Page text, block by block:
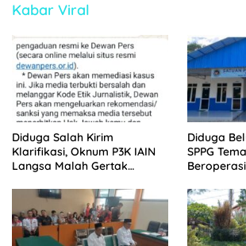
Kabar Viral
Diduga Salah Kirim
Klarifikasi, Oknum P3K IAIN
Langsa Malah Gertak
Diduga
SPPG